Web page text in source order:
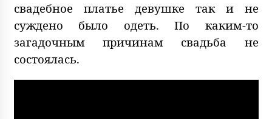
свадебное платье девушке так и не
суждено было одеть. По каким-то
загадочным причинам свадьба не
состоялась.